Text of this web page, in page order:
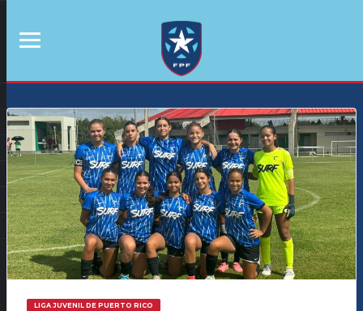
LIGA JUVENIL DE PUERTO RICO